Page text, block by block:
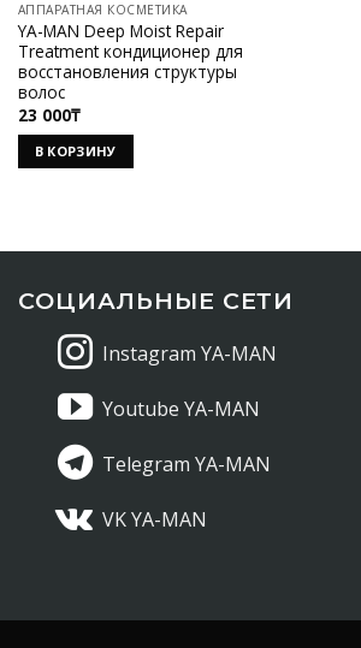
АППАРАТНАЯ КОСМЕТИКА
YA-MAN Deep Moist Repair
Treatment кондиционер для
восстановления структуры
волос
23 000₸
В КОРЗИНУ
СОЦИАЛЬНЫЕ СЕТИ
Instagram YA-MAN
Youtube YA-MAN
Telegram YA-MAN
VK YA-MAN